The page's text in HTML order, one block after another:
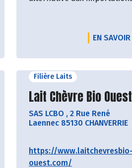
EN
Filière Laits
Découvrir le
Lait Chèvre Bio Ouest
SAS LCBO , 2 Rue René
Laennec 85130 CHANVERRIE
https://www.laitchevresbio-
ouest.com/